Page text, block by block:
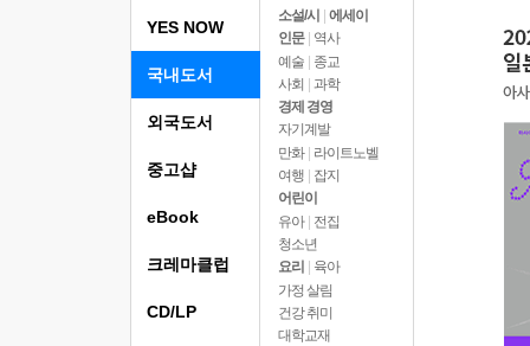
YES NOW
국내도서
소설/시
에세이
인문
역사
예술 | 종교
사회 | 과학
경제 경영
자기계발
만화 | 라이트노벨
여행
잡지
어린이
유아 | 전집
청소년
요리
육아
가정 살림
건강 취미
대학교재
외국도서
중고샵
eBook
크레마클럽
CD/LP